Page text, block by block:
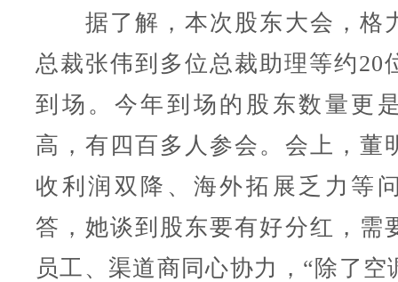
据了解，本次股东大会，格
总裁张伟到多位总裁助理等约20
到场。 今年到场的股东数量更
高，有四百多人参会。会上，董
收利润双降、海外拓展乏力等
答，她谈到 股东要有好分红，需
员工、渠道商同心协力，“除了空